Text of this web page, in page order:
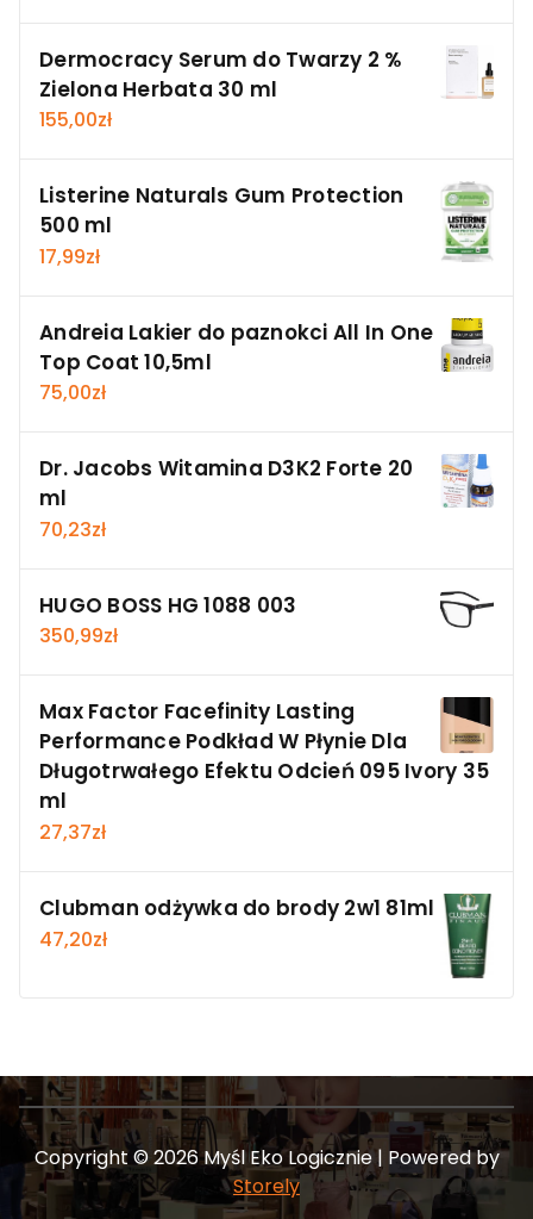
Dermocracy Serum do Twarzy 2 %
Zielona Herbata 30 ml
155,00zł
Listerine Naturals Gum Protection
500 ml
17,99zł
Andreia Lakier do paznokci All In One
Top Coat 10,5ml
75,00zł
Dr. Jacobs Witamina D3K2 Forte 20
ml
70,23zł
HUGO BOSS HG 1088 003
350,99zł
Max Factor Facefinity Lasting
Performance Podkład W Płynie Dla
Długotrwałego Efektu Odcień 095 Ivory 35
ml
27,37zł
Clubman odżywka do brody 2w1 81ml
47,20zł
Copyright © 2026 Myśl Eko Logicznie | Powered by
Storely